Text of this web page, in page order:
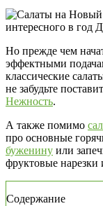
Но прежде чем
эффектными
классические
не забудьте
Нежность.
А также помимо
про основные
буженину или
фруктовые нарезки
Содержание